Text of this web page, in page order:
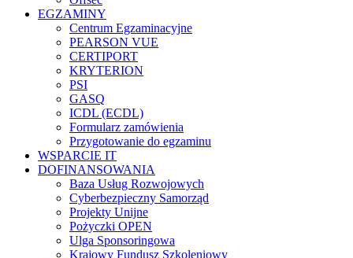
EGZAMINY
Centrum Egzaminacyjne
PEARSON VUE
CERTIPORT
KRYTERION
PSI
GASQ
ICDL (ECDL)
Formularz zamówienia
Przygotowanie do egzaminu
WSPARCIE IT
DOFINANSOWANIA
Baza Usług Rozwojowych
Cyberbezpieczny Samorząd
Projekty Unijne
Pożyczki OPEN
Ulga Sponsoringowa
Krajowy Fundusz Szkoleniowy